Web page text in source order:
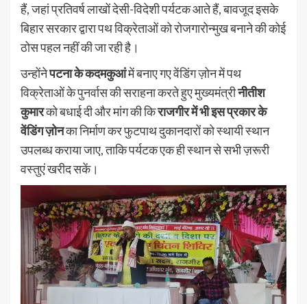
हैं, जहां प्रतिवर्ष लाखों देसी-विदेशी पर्यटक आते हैं, बावजूद इसके
बिहार सरकार द्वारा पथ विक्रेताओं को रोजगारोन्मुख बनाने की कोई
ठोस पहल नहीं की जा रही है।
उन्होंनेपटना के कदमकुआंमें बनाए गए वेंडिंग ज़ोन में पथ
विक्रेताओं के पुनर्वास की सराहना करते हुए मुख्यमंत्रीनीतीश
कुमारको बधाई दी और मांग की किराजगीर में भी इस प्रकार के
वेंडिंग ज़ोनका निर्माण कर फुटपाथ दुकानदारों को स्थायी स्थान
उपलब्ध कराया जाए, ताकि पर्यटक एक ही स्थान से सभी ज़रूरी
वस्तुएं खरीद सकें।